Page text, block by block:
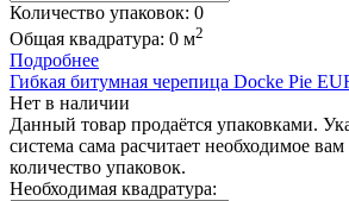
Количество упаковок: 0
Общая квадратура: 0 м2
Подробнее
Гибкая битумная черепица Docke Pie
Нет в наличии
Данный товар продаётся упаковками.
система сама расчитает необходимое
количество упаковок.
Необходимая квадратура: